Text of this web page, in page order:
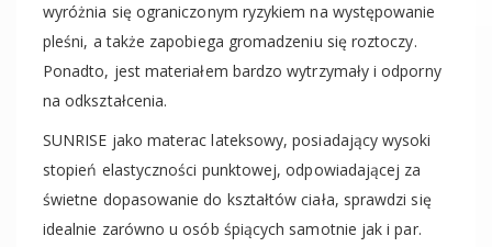
wyróżnia się ograniczonym ryzykiem na występowanie
pleśni, a także zapobiega gromadzeniu się roztoczy.
Ponadto, jest materiałem bardzo wytrzymały i odporny
na odkształcenia.
SUNRISE jako materac lateksowy, posiadający wysoki
stopień elastyczności punktowej, odpowiadającej za
świetne dopasowanie do kształtów ciała, sprawdzi się
idealnie zarówno u osób śpiących samotnie jak i par.